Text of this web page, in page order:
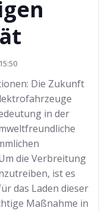
15:50
Die Zukunft
in der
die Verbreitung
ist es
das Laden dieser
Maßnahme in